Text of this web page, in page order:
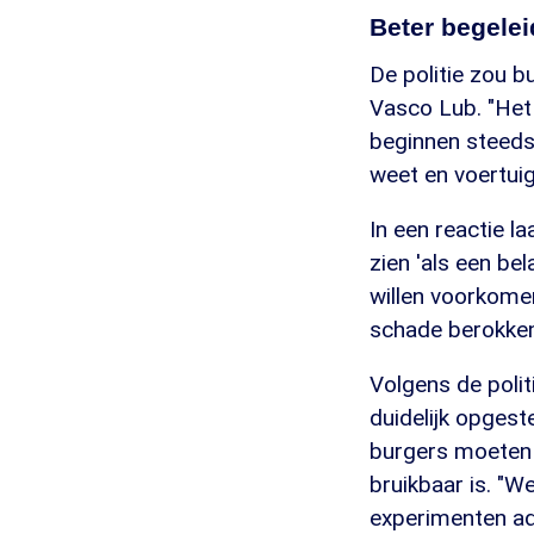
Beter
De politie zou
Vasco Lub.
beginnen
weet en
In een reactie
zien 'als een
willen
schade
Volgens de
duidelijk
burgers
bruikbaar is.
experimenten